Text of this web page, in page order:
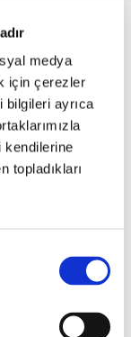
medya
için çerezler
bilgileri ayrıca
kendilerine
topladıkları